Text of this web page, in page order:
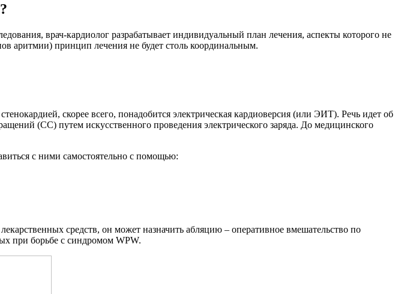
врач-кардиолог разрабатывает индивидуальный план лечения, аспекты которого не
аритмии) принцип лечения не будет столь координальным.
скорее всего, понадобится электрическая кардиоверсия (или ЭИТ). Речь идет об
(СС) путем искусственного проведения электрического заряда. До медицинского
с ними самостоятельно с помощью:
средств, он может назначить абляцию – оперативное вмешательство по
при борьбе с синдромом WPW.